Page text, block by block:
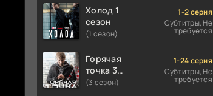
Холод 1
сезон
(1 сезон)
1-2 серия
Субтитры, Не
требуется
Горячая
точка 3
сезон
(3 сезон)
1-24 серия
Субтитры, Не
требуется